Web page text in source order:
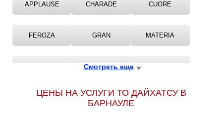
APPLAUSE CHARADE CUORE
FEROZA GRAN MATERIA
SIRION
TREVIS YRV
Смотреть еще
ЦЕНЫ НА УСЛУГИ ТО ДАЙХАТСУ В
БАРНАУЛЕ